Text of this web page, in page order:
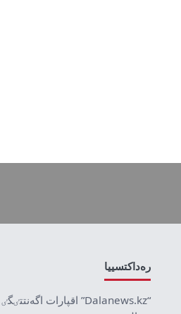
رەداكتسييا
“Dalanews.kz” اقپارات اگەنتتٸگٸ